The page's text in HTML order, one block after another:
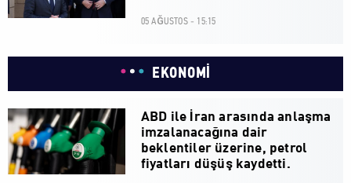
05 AĞUSTOS - 15:15
EKONOMİ
ABD ile İran arasında anlaşma
imzalanacağına dair
beklentiler üzerine, petrol
fiyatları düşüş kaydetti.